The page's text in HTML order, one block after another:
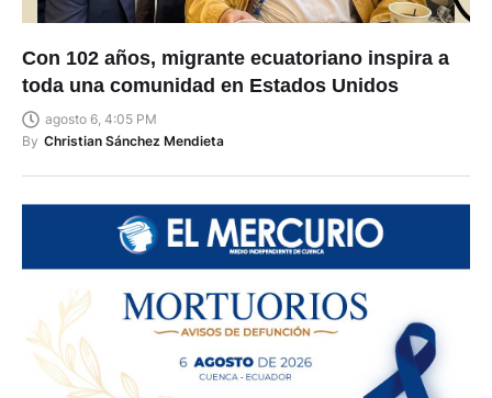
Con 102 años, migrante ecuatoriano inspira a
toda una comunidad en Estados Unidos
agosto 6, 4:05 PM
By Christian Sánchez Mendieta